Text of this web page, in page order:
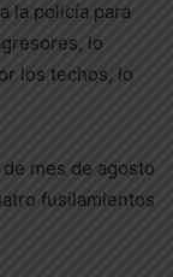
la policía para
lo
los techos, lo
mes de agosto
fusilamientos